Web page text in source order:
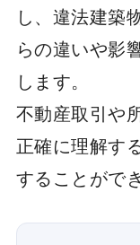
し、違法建築
らの違いや影
します。
不動産取引や
正確に理解す
することがで